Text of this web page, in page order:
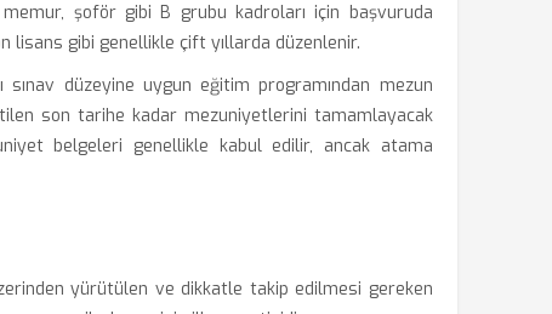
şoför gibi B grubu kadroları için başvuruda
lisans gibi genellikle çift yıllarda düzenlenir.
sınav düzeyine uygun eğitim programından mezun
son tarihe kadar mezuniyetlerini tamamlayacak
belgeleri genellikle kabul edilir, ancak atama
yürütülen ve dikkatle takip edilmesi gereken